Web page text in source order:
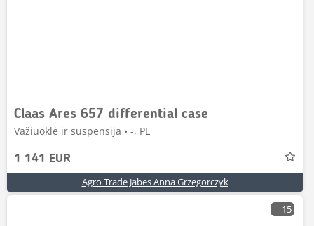
Claas Ares 657 differential case
Važiuoklė ir suspensija • -, PL
1 141 EUR
Agro Trade Jabes Anna Grzegorczyk
15